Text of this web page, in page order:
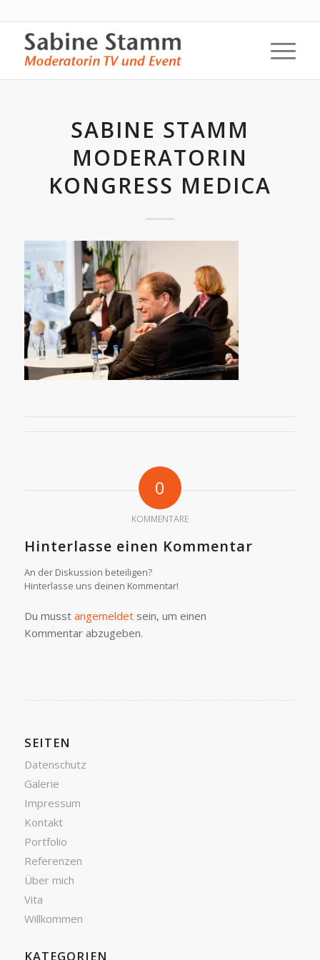
SABINE STAMM
MODERATORIN
KONGRESS MEDICA
0
KOMMENTARE
Hinterlasse einen Kommentar
An der Diskussion beteiligen?
Hinterlasse uns deinen Kommentar!
Du musst angemeldetsein, um einen
Kommentar abzugeben.
SEITEN
Datenschutz
Galerie
Impressum
Kontakt
Portfolio
Referenzen
Über mich
Vita
Willkommen
KATEGORIEN